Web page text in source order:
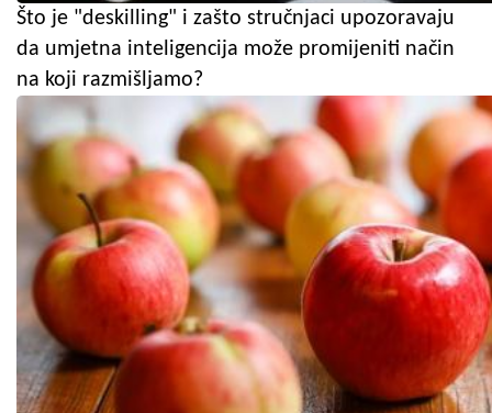
Što je "deskilling" i zašto stručnjaci upozoravaju
da umjetna inteligencija može promijeniti način
na koji razmišljamo?